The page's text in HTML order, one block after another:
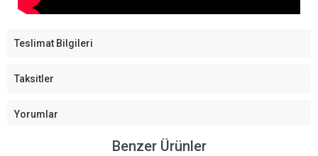
Teslimat Bilgileri
Taksitler
Yorumlar
Benzer Ürünler